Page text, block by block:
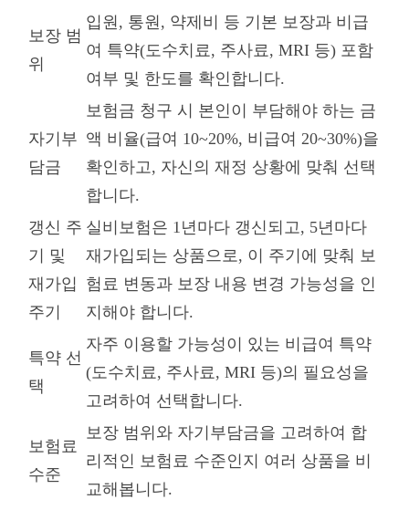
보장 범
위
입원, 통원, 약제비 등 기본 보장과 비급
여 특약(도수치료, 주사료, MRI 등) 포함
여부 및 한도를 확인합니다.
자기부
담금
보험금 청구 시 본인이 부담해야 하는 금
액 비율(급여 10~20%, 비급여 20~30%)을
확인하고, 자신의 재정 상황에 맞춰 선택
합니다.
갱신 주
기 및
재가입
주기
실비보험은 1년마다 갱신되고, 5년마다
재가입되는 상품으로, 이 주기에 맞춰 보
험료 변동과 보장 내용 변경 가능성을 인
지해야 합니다.
특약 선
택
자주 이용할 가능성이 있는 비급여 특약
(도수치료, 주사료, MRI 등)의 필요성을
고려하여 선택합니다.
보험료
수준
보장 범위와 자기부담금을 고려하여 합
리적인 보험료 수준인지 여러 상품을 비
교해봅니다.